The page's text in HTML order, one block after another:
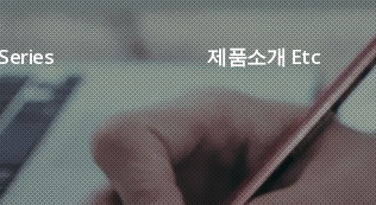
(DC ARC)
용접기)
DC용접기)
제품소개 Etc
용접부품
소모품